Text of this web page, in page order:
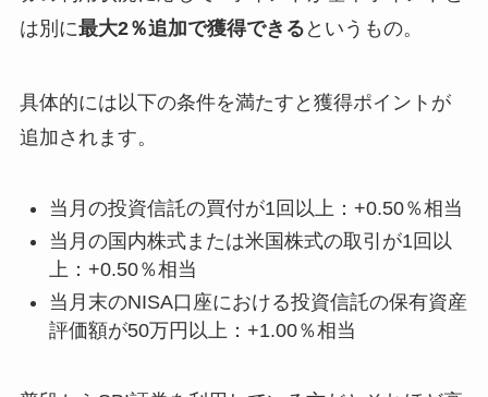
は別に最大2％追加で獲得できる というもの。
具体的には以下の条件を満たすと獲得ポイントが
追加されます。
当月の投資信託の買付が1回以上：+0.50％相当
当月の国内株式または米国株式の取引が1回以
上：+0.50％相当
当月末のNISA口座における投資信託の保有資産
評価額が50万円以上：+1.00％相当